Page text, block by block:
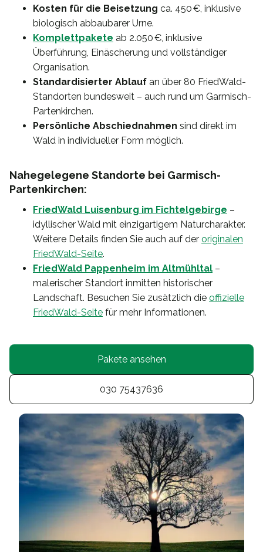
Kosten für die Beisetzung ca. 450 €, inklusive
biologisch abbaubarer Urne.
Komplettpakete ab 2.050 €, inklusive
Überführung, Einäscherung und vollständiger
Organisation.
Standardisierter Ablauf an über 80 FriedWald-
Standorten bundesweit – auch rund um Garmisch-
Partenkirchen.
Persönliche Abschiednahmen sind direkt im
Wald in individueller Form möglich.
Nahegelegene Standorte bei Garmisch-
Partenkirchen:
FriedWald Luisenburg im Fichtelgebirge –
idyllischer Wald mit einzigartigem Naturcharakter.
Weitere Details finden Sie auch auf der originalen
FriedWald-Seite.
FriedWald Pappenheim im Altmühltal –
malerischer Standort inmitten historischer
Landschaft. Besuchen Sie zusätzlich die offizielle
FriedWald-Seite für mehr Informationen.
Pakete ansehen
030 75437636